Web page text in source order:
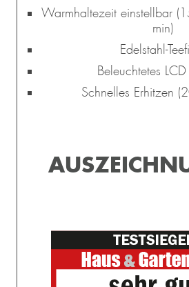
Warmhaltezeit einstellbar
min)
Edelstahl-
Beleuchtetes
Schnelles Erhitzen